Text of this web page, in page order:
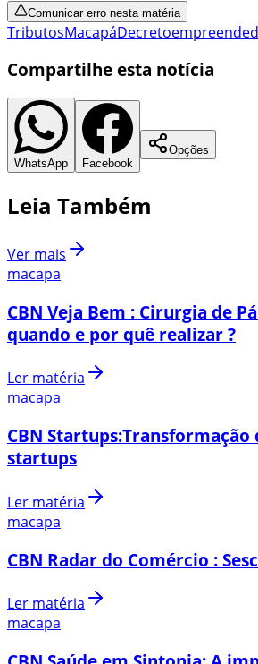
Comunicar erro nesta matéria
TributosMacapáDecreto
Compartilhe esta notícia
WhatsApp Facebook
Opções
Leia Também
Ver mais
macapa
CBN Veja Bem : Cirurgia de
quando e por quê realizar ?
Ler matéria
macapa
CBN
startups
Ler matéria
macapa
CBN Radar do Comércio :
Ler matéria
macapa